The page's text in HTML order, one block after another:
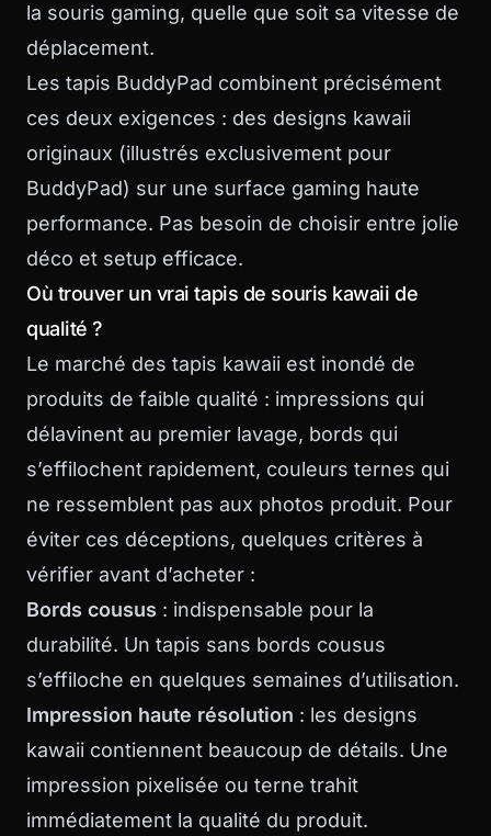
la souris gaming, quelle que soit sa vitesse de
déplacement.
Les tapis BuddyPad combinent précisément
ces deux exigences : des designs kawaii
originaux (illustrés exclusivement pour
BuddyPad) sur une surface gaming haute
performance. Pas besoin de choisir entre jolie
déco et setup efficace.
Où trouver un vrai tapis de souris kawaii de
qualité ?
Le marché des tapis kawaii est inondé de
produits de faible qualité : impressions qui
délavinent au premier lavage, bords qui
s’effilochent rapidement, couleurs ternes qui
ne ressemblent pas aux photos produit. Pour
éviter ces déceptions, quelques critères à
vérifier avant d’acheter :
Bords cousus : indispensable pour la
durabilité. Un tapis sans bords cousus
s’effiloche en quelques semaines d’utilisation.
Impression haute résolution : les designs
kawaii contiennent beaucoup de détails. Une
impression pixelisée ou terne trahit
immédiatement la qualité du produit.